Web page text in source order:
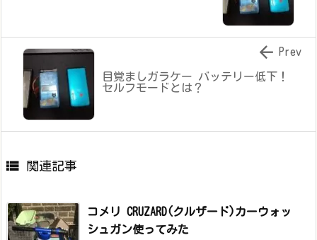
目覚ましガラケー バッテリー低下！
セルフモードとは？
 Prev
 関連記事
コメリ CRUZARD(クルザード)カーウォッ
シュガン使ってみた